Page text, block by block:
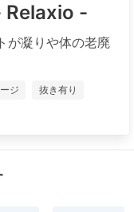
Relaxio -
が凝りや体の老廃
ジ 抜き有り